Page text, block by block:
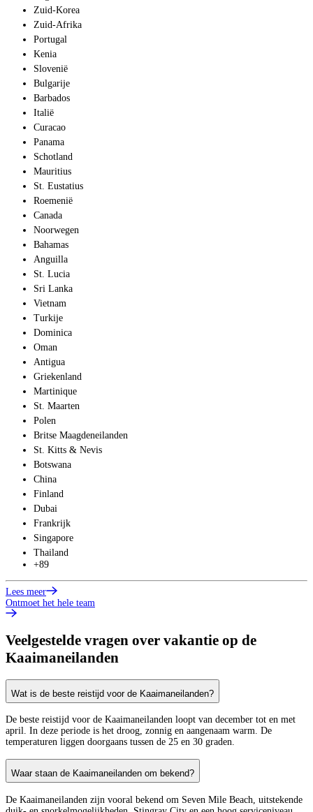
Zuid-Korea
Zuid-Afrika
Portugal
Kenia
Slovenië
Bulgarije
Barbados
Italië
Curacao
Panama
Schotland
Mauritius
St. Eustatius
Roemenië
Canada
Noorwegen
Bahamas
Anguilla
St. Lucia
Sri Lanka
Vietnam
Turkije
Dominica
Oman
Antigua
Griekenland
Martinique
St. Maarten
Polen
Britse Maagdeneilanden
St. Kitts & Nevis
Botswana
China
Finland
Dubai
Frankrijk
Singapore
Thailand
+89
Lees meer
Ontmoet het hele team
Veelgestelde vragen over vakantie op de
Kaaimaneilanden
Wat is de beste reistijd voor de Kaaimaneilanden?
De beste reistijd voor de Kaaimaneilanden loopt van december tot en met
april. In deze periode is het droog, zonnig en aangenaam warm. De
temperaturen liggen doorgaans tussen de 25 en 30 graden.
Waar staan de Kaaimaneilanden om bekend?
De Kaaimaneilanden zijn vooral bekend om Seven Mile Beach, uitstekende